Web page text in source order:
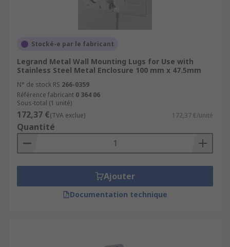
Stocké-e par le fabricant
Legrand Metal Wall Mounting Lugs for Use with
Stainless Steel Metal Enclosure 100 mm x 47.5mm
N° de stock RS 266-0359
Référence fabricant 0 364 06
Sous-total (1 unité)
172,37 €(TVA exclue) 172,37 €/unité
Quantité
Ajouter
Documentation technique